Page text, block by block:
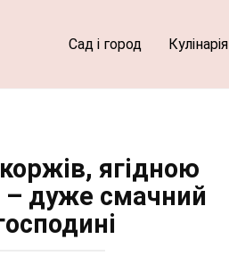
Сад і город Кулінарія
ягідною
дуже смачний